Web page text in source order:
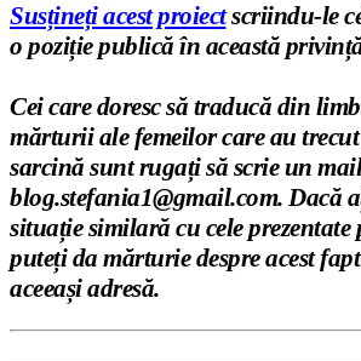
Susțineți acest proiectscriindu-le
o poziție publică în această
Cei care doresc să traducă din
mărturii ale femeilor care au
sarcină sunt rugați să scrie un
blog.stefania1@gmail.com. Dacă
situație similară cu cele prezentate
puteți da mărturie despre acest
aceeași adresă.